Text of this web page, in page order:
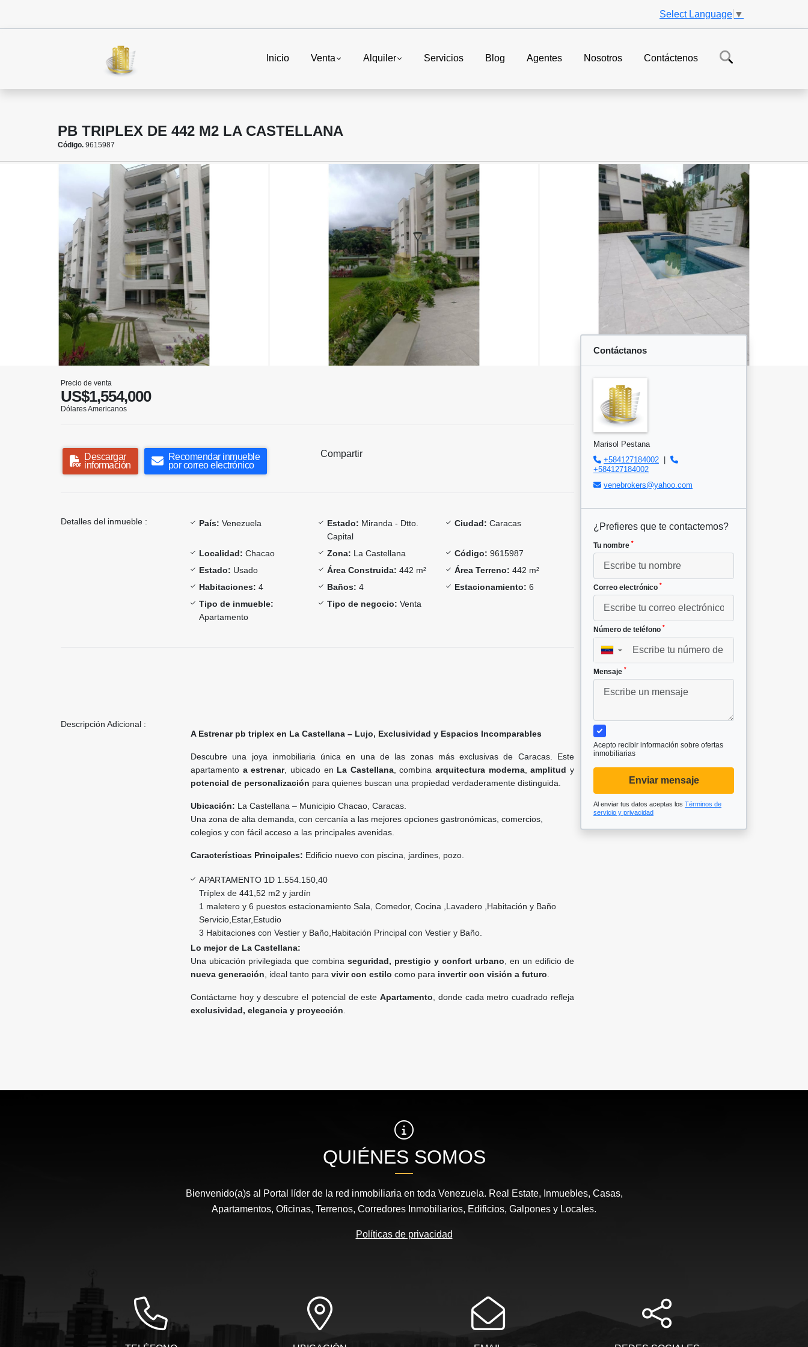
Select Language ▼
Inicio Venta Alquiler Servicios Blog Agentes Nosotros Contáctenos
PB TRIPLEX DE 442 M2 LA CASTELLANA
Código. 9615987
Precio de venta
US$1,554,000
Dólares Americanos
Descargar
información
Recomendar inmueble
por correo electrónico
Compartir
Detalles del inmueble : País: Venezuela Estado: Miranda - Dtto.
Capital
Ciudad: Caracas
Localidad: Chacao Zona: La Castellana Código: 9615987
Estado: Usado Área Construida: 442 m² Área Terreno: 442 m²
Habitaciones: 4 Baños: 4 Estacionamiento: 6
Tipo de inmueble:
Apartamento
Tipo de negocio: Venta
Descripción Adicional :
A Estrenar pb triplex en La Castellana – Lujo, Exclusividad y Espacios Incomparables
Descubre una joya inmobiliaria única en una de las zonas más exclusivas de Caracas. Este
apartamento a estrenar, ubicado en La Castellana, combinaarquitectura moderna,amplitud y
potencial de personalización para quienes buscan una propiedad verdaderamente distinguida.
Ubicación: La Castellana – Municipio Chacao, Caracas.
Una zona de alta demanda, con cercanía a las mejores opciones gastronómicas, comercios,
colegios y con fácil acceso a las principales avenidas.
Características Principales: Edificio nuevo con piscina, jardines, pozo.
APARTAMENTO 1D 1.554.150,40
Tríplex de 441,52 m2 y jardín
1 maletero y 6 puestos estacionamiento Sala, Comedor, Cocina ,Lavadero ,Habitación y Baño
Servicio,Estar,Estudio
3 Habitaciones con Vestier y Baño,Habitación Principal con Vestier y Baño.
Lo mejor de La Castellana:
Una ubicación privilegiada que combina seguridad, prestigio y confort urbano , en un edificio de
nueva generación , ideal tanto para vivir con estilo como para invertir con visión a futuro
Contáctame hoy y descubre el potencial de esteApartamento , donde cada metro cuadrado refleja
exclusividad, elegancia y proyección
Contáctanos
Marisol Pestana
+584127184002 |
+584127184002
venebrokers@yahoo.com
¿Prefieres que te contactemos?
Tu nombre *
Correo electrónico *
Número de teléfono *
▼
Mensaje *
Acepto recibir información sobre ofertas
inmobiliarias
Enviar mensaje
Al enviar tus datos aceptas los Términos de
servicio y privacidad
QUIÉNES SOMOS
Bienvenido(a)s al Portal líder de la red inmobiliaria en toda Venezuela. Real Estate, Inmuebles, Casas,
Apartamentos, Oficinas, Terrenos, Corredores Inmobiliarios, Edificios, Galpones y Locales.
Políticas de privacidad